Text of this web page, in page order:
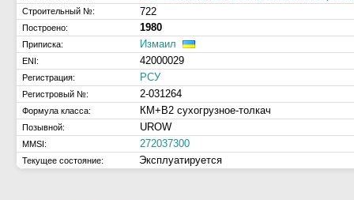
Строительный №: 722
Построено: 1980
Приписка: Измаил
ENI: 42000029
Регистрация: РСУ
Регистровый №: 2-031264
Формула класса: КМ+В2 сухогрузное-толкач
Позывной: UROW
MMSI: 272037300
Текущее состояние: Эксплуатируется